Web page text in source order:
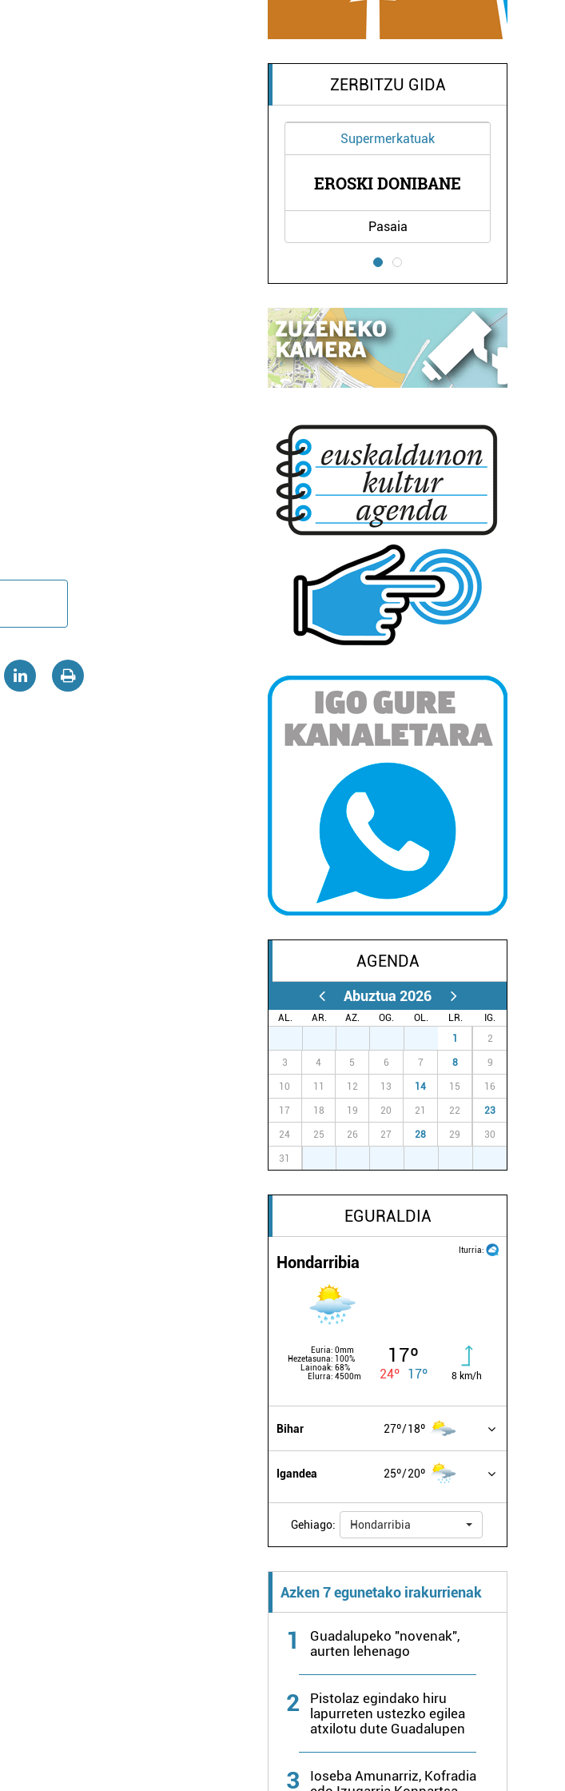
ZERBITZU GIDA
Supermerkatuak
EROSKI DONIBANE
Pasaia
AGENDA
Abuztua 2026
AL. AR. AZ. OG. OL. LR.
IG.
1 2
3 4 5 6 7 8 9
10 11 12 13 14 15 16
17 18 19 20 21 22 23
24 25 26 27 28 29 30
31
EGURALDIA
Iturria:
Hondarribia
Euria: 0mm
Hezetasuna: 100%
Lainoak: 68%
Elurra: 4500m
17º
24º 17º 8 km/h
Bihar 27º 18º
Igandea 25º 20º
Gehiago: Hondarribia
Azken 7 egunetako irakurrienak
1
Guadalupeko "novenak",
aurten lehenago
2
Pistolaz egindako hiru
lapurreten ustezko egilea
atxilotu dute Guadalupen
3
Ioseba Amunarriz, Kofradia